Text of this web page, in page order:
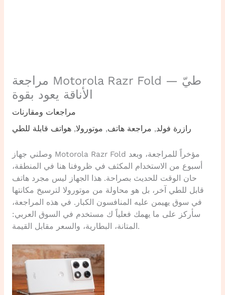
مراجعة Motorola Razr Fold — طيّ
الأناقة يعود بقوة
مراجعات ومقارنات
رازرة فولد, مراجعة هاتف, موتورولا,هواتف قابلة للطي
وصلني جهاز Motorola Razr Fold مؤخراً للمراجعة، وبعد
أسبوع من الاستخدام المكثف في ظروفنا هنا في المنطقة،
حان الوقت للحديث بصراحة. هذا الجهاز ليس مجرد هاتف
قابل للطي آخر، بل هو محاولة من موتورولا لترسيخ مكانتها
في سوق يهيمن عليه المنافسون الكبار. في هذه المراجعة،
سأركز على ما يهمك فعلياً ك مستخدم في السوق العربي:
المتانة، البطارية، والسعر مقابل القيمة.